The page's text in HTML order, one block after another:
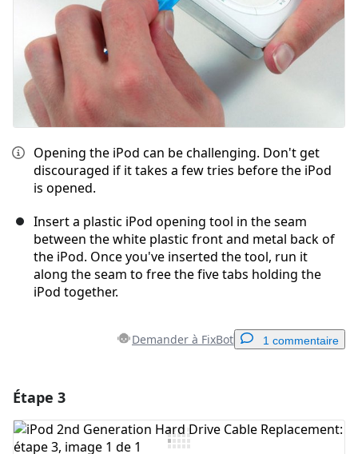
Opening the iPod can be challenging. Don't get
discouraged if it takes a few tries before the iPod
is opened.
Insert a plastic iPod opening tool in the seam
between the white plastic front and metal back of
the iPod. Once you've inserted the tool, run it
along the seam to free the five tabs holding the
iPod together.
Demander à FixBot 1 commentaire
Ajouter un commentaire
Étape 3